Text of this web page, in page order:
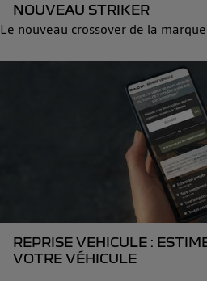
NOUVEAU STRIKER
Le nouveau crossover de la marque
REPRISE VEHICULE :
VOTRE VÉHICULE